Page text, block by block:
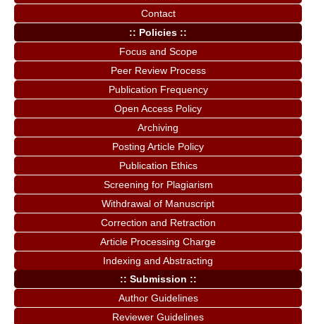
Contact
:: Policies ::
Focus and Scope
Peer Review Process
Publication Frequency
Open Access Policy
Archiving
Posting Article Policy
Publication Ethics
Screening for Plagiarism
Withdrawal of Manuscript
Correction and Retraction
Article Processing Charge
Indexing and Abstracting
:: Submission ::
Author Guidelines
Reviewer Guidelines